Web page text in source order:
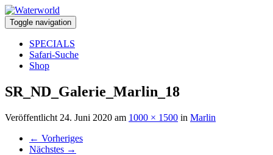
Toggle navigation
SPECIALS
Safari-Suche
Shop
SR_ND_Galerie_Marlin_18
Veröffentlicht 24. Juni 2020 am 1000 × 1500 in Marlin
← Vorheriges
Nächstes →